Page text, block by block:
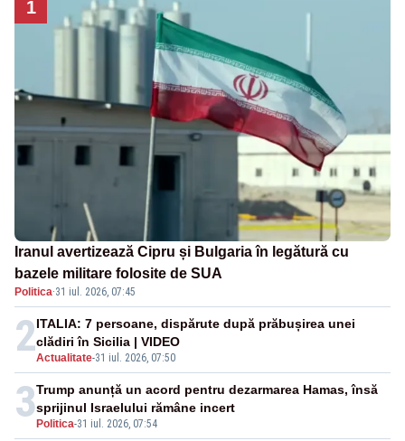
1
Iranul avertizează Cipru și Bulgaria în legătură cu
bazele militare folosite de SUA
Politica·31 iul. 2026, 07:45
2Actualitate-31 iul. 2026, 07:50
ITALIA: 7 persoane, dispărute după prăbușirea unei
clădiri în Sicilia | VIDEO
3 Politica-31 iul. 2026, 07:54
Trump anunță un acord pentru dezarmarea Hamas, însă
sprijinul Israelului rămâne incert